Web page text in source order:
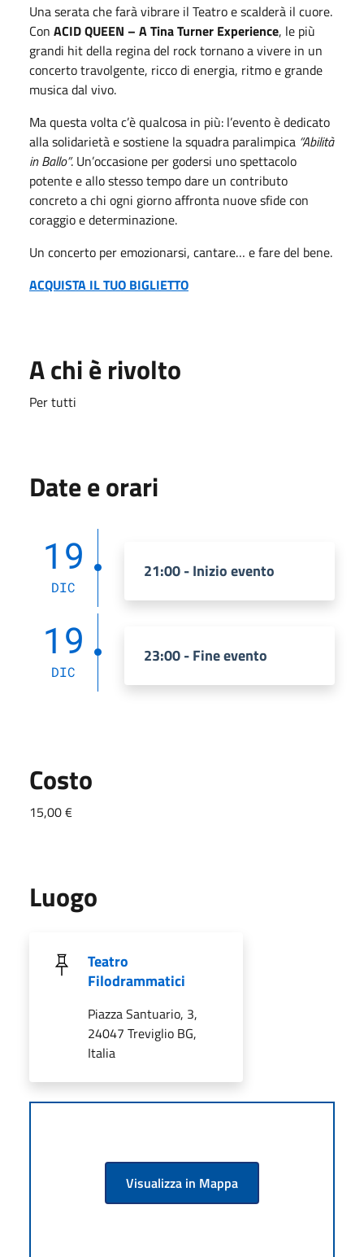
Una serata che farà vibrare il Teatro e scalderà il cuore.
Con ACID QUEEN – A Tina Turner Experience, le più
grandi hit della regina del rock tornano a vivere in un
concerto travolgente, ricco di energia, ritmo e grande
musica dal vivo.
Ma questa volta c’è qualcosa in più: l’evento è dedicato
alla solidarietà e sostiene la squadra paralimpica “Abilità
in Ballo”. Un’occasione per godersi uno spettacolo
potente e allo stesso tempo dare un contributo
concreto a chi ogni giorno affronta nuove sfide con
coraggio e determinazione.
Un concerto per emozionarsi, cantare… e fare del bene.
ACQUISTA IL TUO BIGLIETTO
A chi è rivolto
Per tutti
Date e orari
19
DIC
21:00 - Inizio evento
19
DIC
23:00 - Fine evento
Costo
15,00 €
Luogo
Teatro
Filodrammatici
Piazza Santuario, 3,
24047 Treviglio BG,
Italia
Visualizza in Mappa